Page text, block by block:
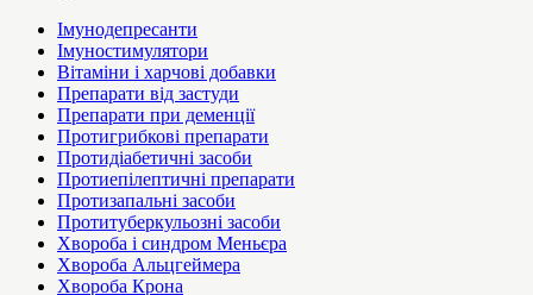
Імунодепресанти
Імуностимулятори
Вітаміни і харчові добавки
Препарати від застуди
Препарати при деменції
Протигрибкові препарати
Протидіабетичні засоби
Протиепілептичні препарати
Протизапальні засоби
Протитуберкульозні засоби
Хвороба і синдром Меньєра
Хвороба Альцгеймера
Хвороба Крона